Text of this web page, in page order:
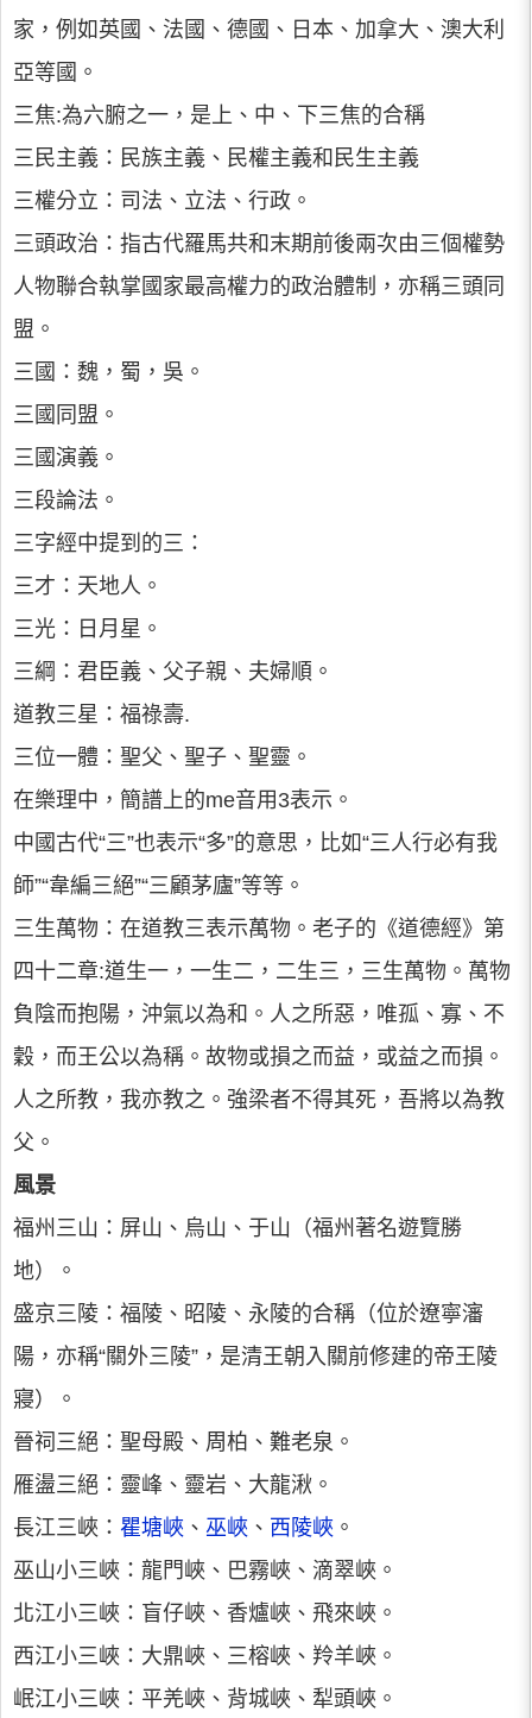
家，例如英國、法國、德國、日本、加拿大、澳大利
亞等國。
三焦:為六腑之一，是上、中、下三焦的合稱
三民主義：民族主義、民權主義和民生主義
三權分立：司法、立法、行政。
三頭政治：指古代羅馬共和末期前後兩次由三個權勢
人物聯合執掌國家最高權力的政治體制，亦稱三頭同
盟。
三國：魏，蜀，吳。
三國同盟。
三國演義。
三段論法。
三字經中提到的三：
三才：天地人。
三光：日月星。
三綱：君臣義、父子親、夫婦順。
道教三星：福祿壽.
三位一體：聖父、聖子、聖靈。
在樂理中，簡譜上的me音用3表示。
中國古代“三”也表示“多”的意思，比如“三人行必有我
師”“韋編三絕”“三顧茅廬”等等。
三生萬物：在道教三表示萬物。老子的《道德經》第
四十二章:道生一，一生二，二生三，三生萬物。萬物
負陰而抱陽，沖氣以為和。人之所惡，唯孤、寡、不
穀，而王公以為稱。故物或損之而益，或益之而損。
人之所教，我亦教之。強梁者不得其死，吾將以為教
父。
風景
福州三山：屏山、烏山、于山（福州著名遊覽勝
地）。
盛京三陵：福陵、昭陵、永陵的合稱（位於遼寧瀋
陽，亦稱“關外三陵”，是清王朝入關前修建的帝王陵
寢）。
晉祠三絕：聖母殿、周柏、難老泉。
雁盪三絕：靈峰、靈岩、大龍湫。
長江三峽： 瞿塘峽 、 巫峽 、 西陵峽 。
巫山小三峽：龍門峽、巴霧峽、滴翠峽。
北江小三峽：盲仔峽、香爐峽、飛來峽。
西江小三峽：大鼎峽、三榕峽、羚羊峽。
岷江小三峽：平羌峽、背城峽、犁頭峽。